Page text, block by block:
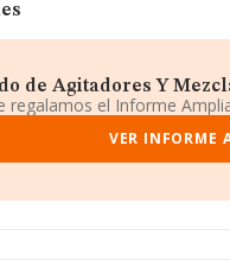
de Agitadores Y
regalamos el Informe
VER INFORME